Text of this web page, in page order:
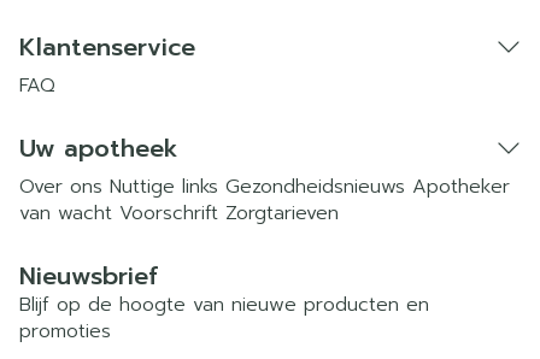
Klantenservice
FAQ
Uw apotheek
Over ons Nuttige links Gezondheidsnieuws Apotheker
van wacht Voorschrift Zorgtarieven
Nieuwsbrief
Blijf op de hoogte van nieuwe producten en
promoties